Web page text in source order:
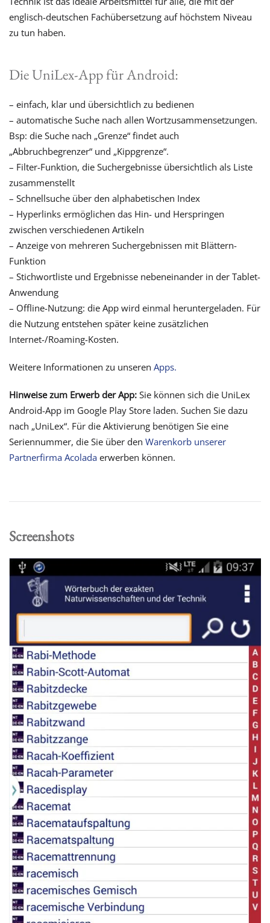
englisch-deutschen Fachübersetzung auf höchstem Niveau
zu tun haben.
Die UniLex-App für Android:
– einfach, klar und übersichtlich zu bedienen
– automatische Suche nach allen Wortzusammensetzungen.
Bsp: die Suche nach „Grenze“ findet auch
„Abbruchbegrenzer“ und „Kippgrenze“.
– Filter-Funktion, die Suchergebnisse übersichtlich als Liste
zusammenstellt
– Schnellsuche über den alphabetischen Index
– Hyperlinks ermöglichen das Hin- und Herspringen
zwischen verschiedenen Artikeln
– Anzeige von mehreren Suchergebnissen mit Blättern-
Funktion
– Stichwortliste und Ergebnisse nebeneinander in der Tablet-
Anwendung
– Offline-Nutzung: die App wird einmal heruntergeladen. Für
die Nutzung entstehen später keine zusätzlichen
Internet-/Roaming-Kosten.
Weitere Informationen zu unseren Apps.
Hinweise zum Erwerb der App: Sie können sich die UniLex
Android-App im Google Play Store laden. Suchen Sie dazu
nach „UniLex“. Für die Aktivierung benötigen Sie eine
Seriennummer, die Sie über den Warenkorb unserer
Partnerfirma Acolada erwerben können.
Screenshots